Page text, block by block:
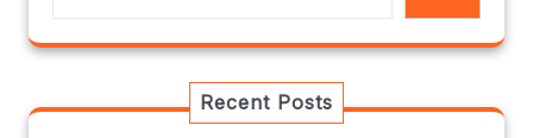
Recent Posts